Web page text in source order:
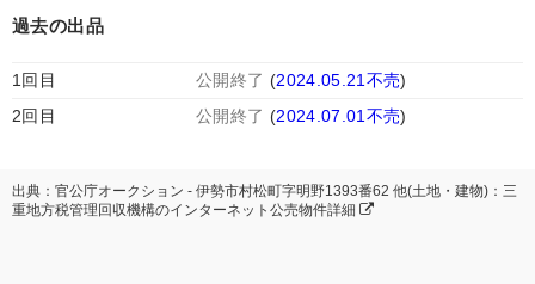
過去の出品
1回目 公開終了 (2024.05.21不売)
2回目
公開終了 (2024.07.01不売)
出典：官公庁オークション - 伊勢市村松町字明野1393番62 他(土地・建物)：三
重地方税管理回収機構のインターネット公売物件詳細